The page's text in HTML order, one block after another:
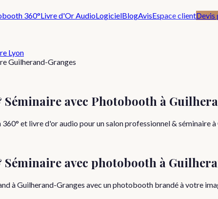
360°Livre d'Or AudioLogicielBlogAvisEspace clientDevis
Lyon
Guilherand-Granges
avec Photobooth à
et livre d'or audio pour un salon professionnel & séminaire
Séminaire avec photobooth à
à Guilherand-Granges avec un photobooth brandé à votre